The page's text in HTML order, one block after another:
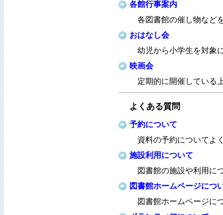
各館行事案内
各図書館の催し物など
おはなし会
幼児から小学生を対象
映画会
定期的に開催している
よくある質問
予約について
資料の予約についてよ
施設利用について
図書館の施設や利用に
図書館ホームページにつ
図書館ホームページに